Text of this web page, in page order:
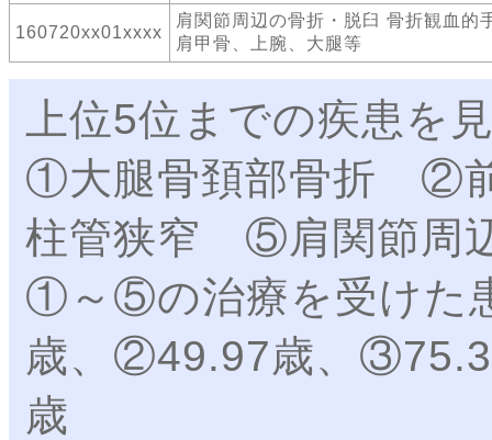
160720xx01xxxx
肩関節周辺の骨折・脱臼 骨折観血
肩甲骨、上腕、大腿等
上位5位までの疾患を
①大腿骨頚部骨折 ②
柱管狭窄 ⑤肩関節周
①～⑤の治療を受けた
歳、②49.97歳、
歳